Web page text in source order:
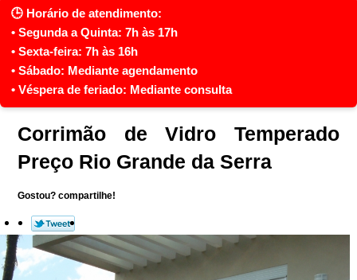
Corrimão de Vidro Temperado
Preço Rio Grande da Serra
Gostou? compartilhe!